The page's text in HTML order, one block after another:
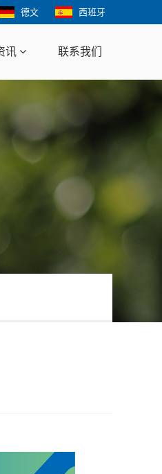
德文 西班牙
讯 联系我们